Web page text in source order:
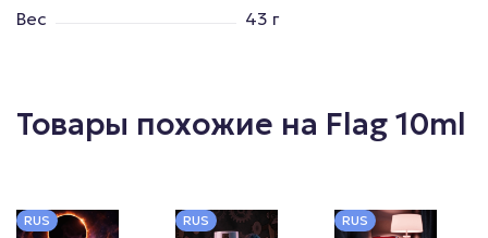
Вес
43 г
Товары похожие на Flag 10ml
RUS RUS RUS